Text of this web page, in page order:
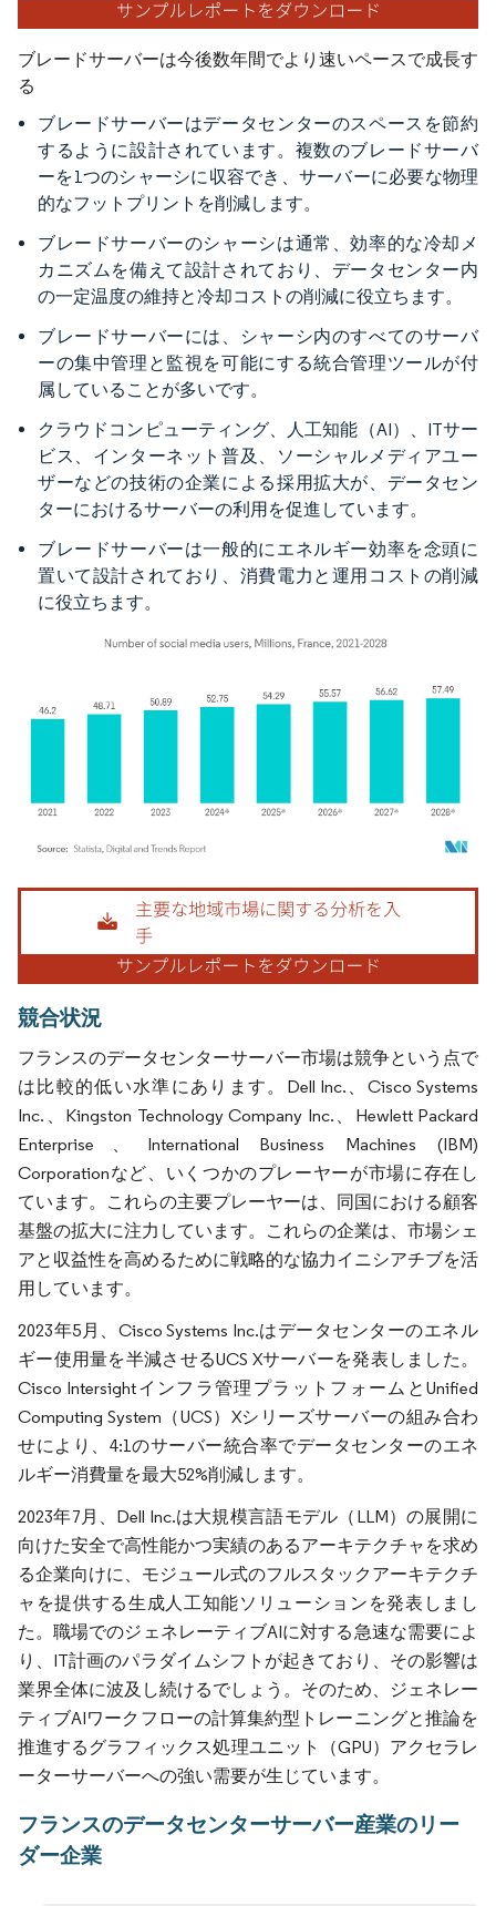
ブレードサーバーは今後数年間でより速いペースで成長す
る
ブレードサーバーはデータセンターのスペースを節約
するように設計されています。複数のブレードサーバ
ーを1つのシャーシに収容でき、サーバーに必要な物理
的なフットプリントを削減します。
ブレードサーバーのシャーシは通常、効率的な冷却メ
カニズムを備えて設計されており、データセンター内
の一定温度の維持と冷却コストの削減に役立ちます。
ブレードサーバーには、シャーシ内のすべてのサーバ
ーの集中管理と監視を可能にする統合管理ツールが付
属していることが多いです。
クラウドコンピューティング、人工知能（AI）、ITサー
ビス、インターネット普及、ソーシャルメディアユー
ザーなどの技術の企業による採用拡大が、データセン
ターにおけるサーバーの利用を促進しています。
ブレードサーバーは一般的にエネルギー効率を念頭に
置いて設計されており、消費電力と運用コストの削減
に役立ちます。
画像 © Mordor Intelligence。再利用にはCC BY 4.0の表示が必要です。
競合状況
フランスのデータセンターサーバー市場は競争という点で
は比較的低い水準にあります。Dell Inc.、Cisco Systems
Inc.、Kingston Technology Company Inc.、Hewlett Packard
Enterprise、International Business Machines (IBM)
Corporationなど、いくつかのプレーヤーが市場に存在し
ています。これらの主要プレーヤーは、同国における顧客
基盤の拡大に注力しています。これらの企業は、市場シェ
アと収益性を高めるために戦略的な協力イニシアチブを活
用しています。
2023年5月、Cisco Systems Inc.はデータセンターのエネル
ギー使用量を半減させるUCS Xサーバーを発表しました。
Cisco Intersightインフラ管理プラットフォームとUnified
Computing System（UCS）Xシリーズサーバーの組み合わ
せにより、4:1のサーバー統合率でデータセンターのエネ
ルギー消費量を最大52%削減します。
2023年7月、Dell Inc.は大規模言語モデル（LLM）の展開に
向けた安全で高性能かつ実績のあるアーキテクチャを求め
る企業向けに、モジュール式のフルスタックアーキテクチ
ャを提供する生成人工知能ソリューションを発表しまし
た。職場でのジェネレーティブAIに対する急速な需要によ
り、IT計画のパラダイムシフトが起きており、その影響は
業界全体に波及し続けるでしょう。そのため、ジェネレー
ティブAIワークフローの計算集約型トレーニングと推論を
推進するグラフィックス処理ユニット（GPU）アクセラレ
ーターサーバーへの強い需要が生じています。
フランスのデータセンターサーバー産業のリー
ダー企業